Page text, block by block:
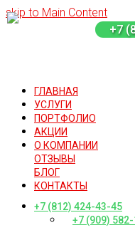
+7
skip to Main Content
ГЛАВНАЯ
УСЛУГИ
ПОРТФОЛИО
АКЦИИ
О КОМПАНИИ
ОТЗЫВЫ
БЛОГ
КОНТАКТЫ
+7 (812) 424-43-45
+7 (909)